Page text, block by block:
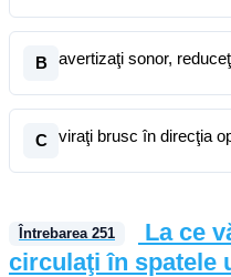
B avertizaţi sonor,
C viraţi brusc în direcţia
Întrebarea 251
La ce
circulaţi în spatele